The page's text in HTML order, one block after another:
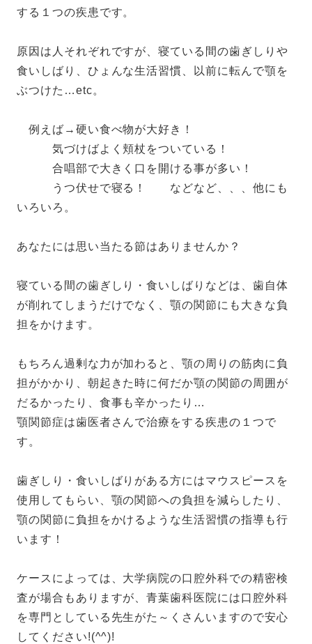
する１つの疾患です。
原因は人それぞれですが、寝ている間の歯ぎしりや
食いしばり、ひょんな生活習慣、以前に転んで顎を
ぶつけた…etc。
例えば→硬い食べ物が大好き！
気づけばよく頬杖をついている！
合唱部で大きく口を開ける事が多い！
うつ伏せで寝る！ などなど、、、他にも
いろいろ。
あなたには思い当たる節はありませんか？
寝ている間の歯ぎしり・食いしばりなどは、歯自体
が削れてしまうだけでなく、顎の関節にも大きな負
担をかけます。
もちろん過剰な力が加わると、顎の周りの筋肉に負
担がかかり、朝起きた時に何だか顎の関節の周囲が
だるかったり、食事も辛かったり…
顎関節症は歯医者さんで治療をする疾患の１つで
す。
歯ぎしり・食いしばりがある方にはマウスピースを
使用してもらい、顎の関節への負担を減らしたり、
顎の関節に負担をかけるような生活習慣の指導も行
います！
ケースによっては、大学病院の口腔外科での精密検
査が場合もありますが、青葉歯科医院には口腔外科
を専門としている先生がた～くさんいますので安心
してください!(^^)!